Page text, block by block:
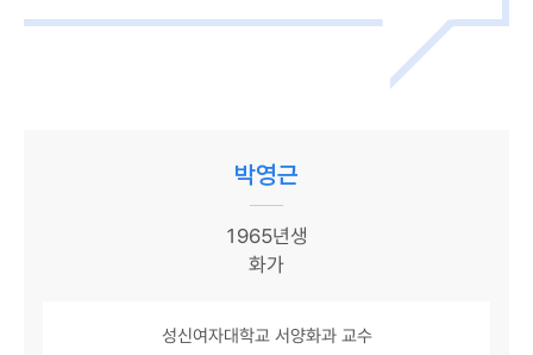
박영근
1965년생
화가
성신여자대학교 서양화과 교수